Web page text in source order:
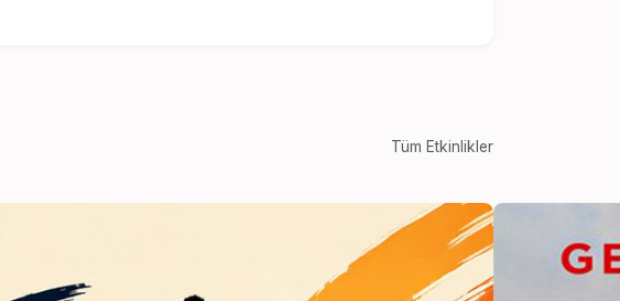
Tüm Etkinlikler